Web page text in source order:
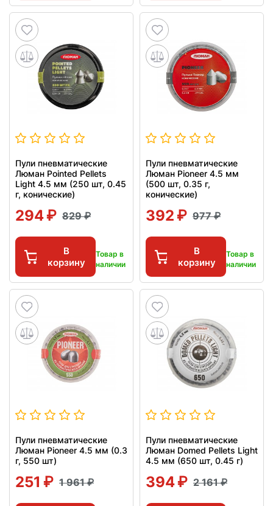
Пули пневматические
Люман Pointed Pellets
Light 4.5 мм (250 шт, 0.45
г, конические)
294 829
В
корзину
Товар в
наличии
Пули пневматические
Люман Pioneer 4.5 мм
(500 шт, 0.35 г,
конические)
392 977
В
корзину
Товар в
наличии
Пули пневматические
Люман Pioneer 4.5 мм (0.3
г, 550 шт)
251 1 961
Пули пневматические
Люман Domed Pellets Light
4.5 мм (650 шт, 0.45 г)
394 2 161